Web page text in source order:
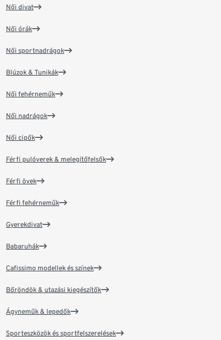
Női divat
Női órák
Női sportnadrágok
Blúzok & Tunikák
Női fehérneműk
Női nadrágok
Női cipők
Férfi pulóverek & melegítőfelsők
Férfi övek
Férfi fehérneműk
Gyerekdivat
Babaruhák
Cafissimo modellek és színek
Bőröndök & utazási kiegészítők
Ágyneműk & lepedők
Sporteszközök és sportfelszerelések